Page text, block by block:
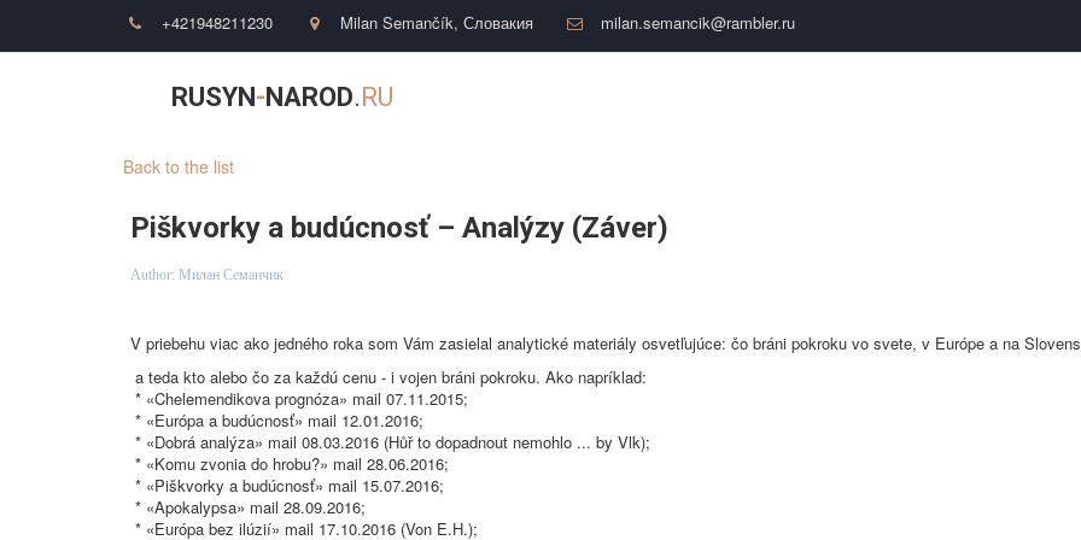
+421948211230 Milan Semančík, Словакия milan.semancik@rambler.ru
RUSYN-NAROD.RU
Back to the list
Piškvorky a budúcnosť – Analýzy (Záver)
Author: Милан Семанчик
V priebehu viac ako jedného roka som Vám zasielal analytické materiály osvetľujúce: čo bráni pokroku vo svete, v Európe a na
a teda kto alebo čo za každú cenu - i vojen bráni pokroku. Ako napríklad:
* «Chelemendikova prognóza» mail 07.11.2015;
* «Európa a budúcnosť» mail 12.01.2016;
* «Dobrá analýza» mail 08.03.2016 (Hůř to dopadnout nemohlo ... by Vlk);
* «Komu zvonia do hrobu?» mail 28.06.2016;
* «Piškvorky a budúcnosť» mail 15.07.2016;
* «Apokalypsa» mail 28.09.2016;
* «Európa bez ilúzií» mail 17.10.2016 (Von E.H.);